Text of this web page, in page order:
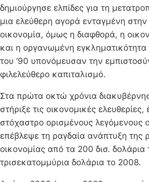
δημιούργησε ελπίδες για τη
μια ελεύθερη αγορά ενταγμένη
οικονομία, όμως η διαφθορά, η
και η οργανωμένη εγκληματικότητα
του ’90 υπονόμευσαν την
φιλελεύθερο καπιταλισμό.
Στα πρώτα οκτώ χρόνια
στήριξε τις οικονομικές
στόχαστρο ορισμένους λεγόμενους
επέβλεψε τη ραγδαία ανάπτυξη της
οικονομίας από τα 200 δισ.
τρισεκατομμύρια δολάρια το 2008.